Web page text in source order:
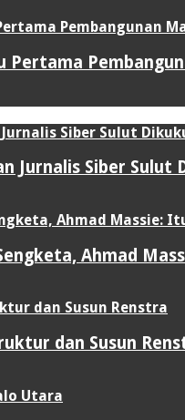
Pertama
Jurnalis Siber Sulut
Ahmad
dan Susun